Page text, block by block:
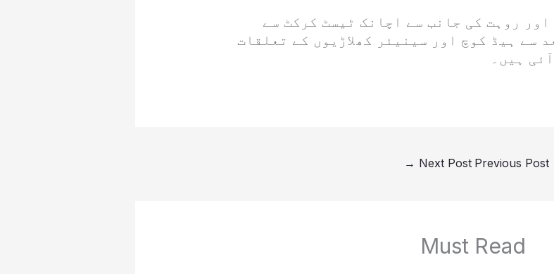
روہت کی جانب سے اچانک ٹیسٹ کرکٹ سے
سے ہیڈ کوچ اور سینیئر کھلاڑیوں کے تعلقات
ہیں۔
Next Post
→
Must Read